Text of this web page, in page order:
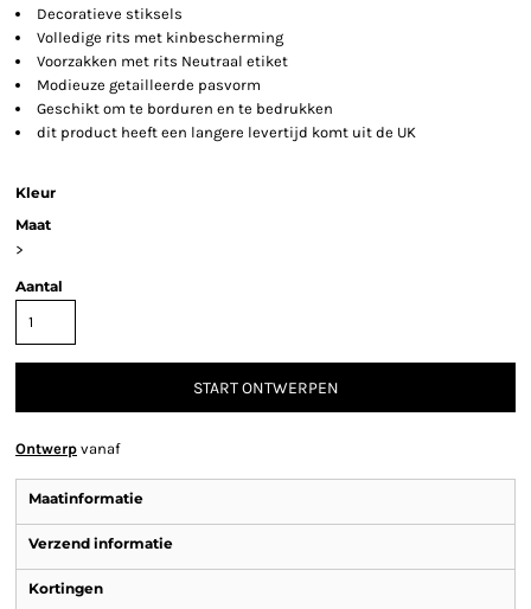
Decoratieve stiksels
Volledige rits met kinbescherming
Voorzakken met rits Neutraal etiket
Modieuze getailleerde pasvorm
Geschikt om te borduren en te bedrukken
dit product heeft een langere levertijd komt uit de UK
Kleur
Maat
>
Aantal
START ONTWERPEN
Ontwerp vanaf
Maatinformatie
Verzend informatie
Kortingen